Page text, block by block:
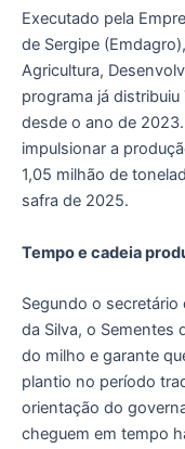
Executado pela
de Sergipe
Agricultura,
programa já
desde o ano de
impulsionar a
1,05 milhão de
safra de 2025.
Tempo e cadeia
Segundo o secretário
da Silva, o Sementes
do milho e garante
plantio no período
orientação do
cheguem em tempo